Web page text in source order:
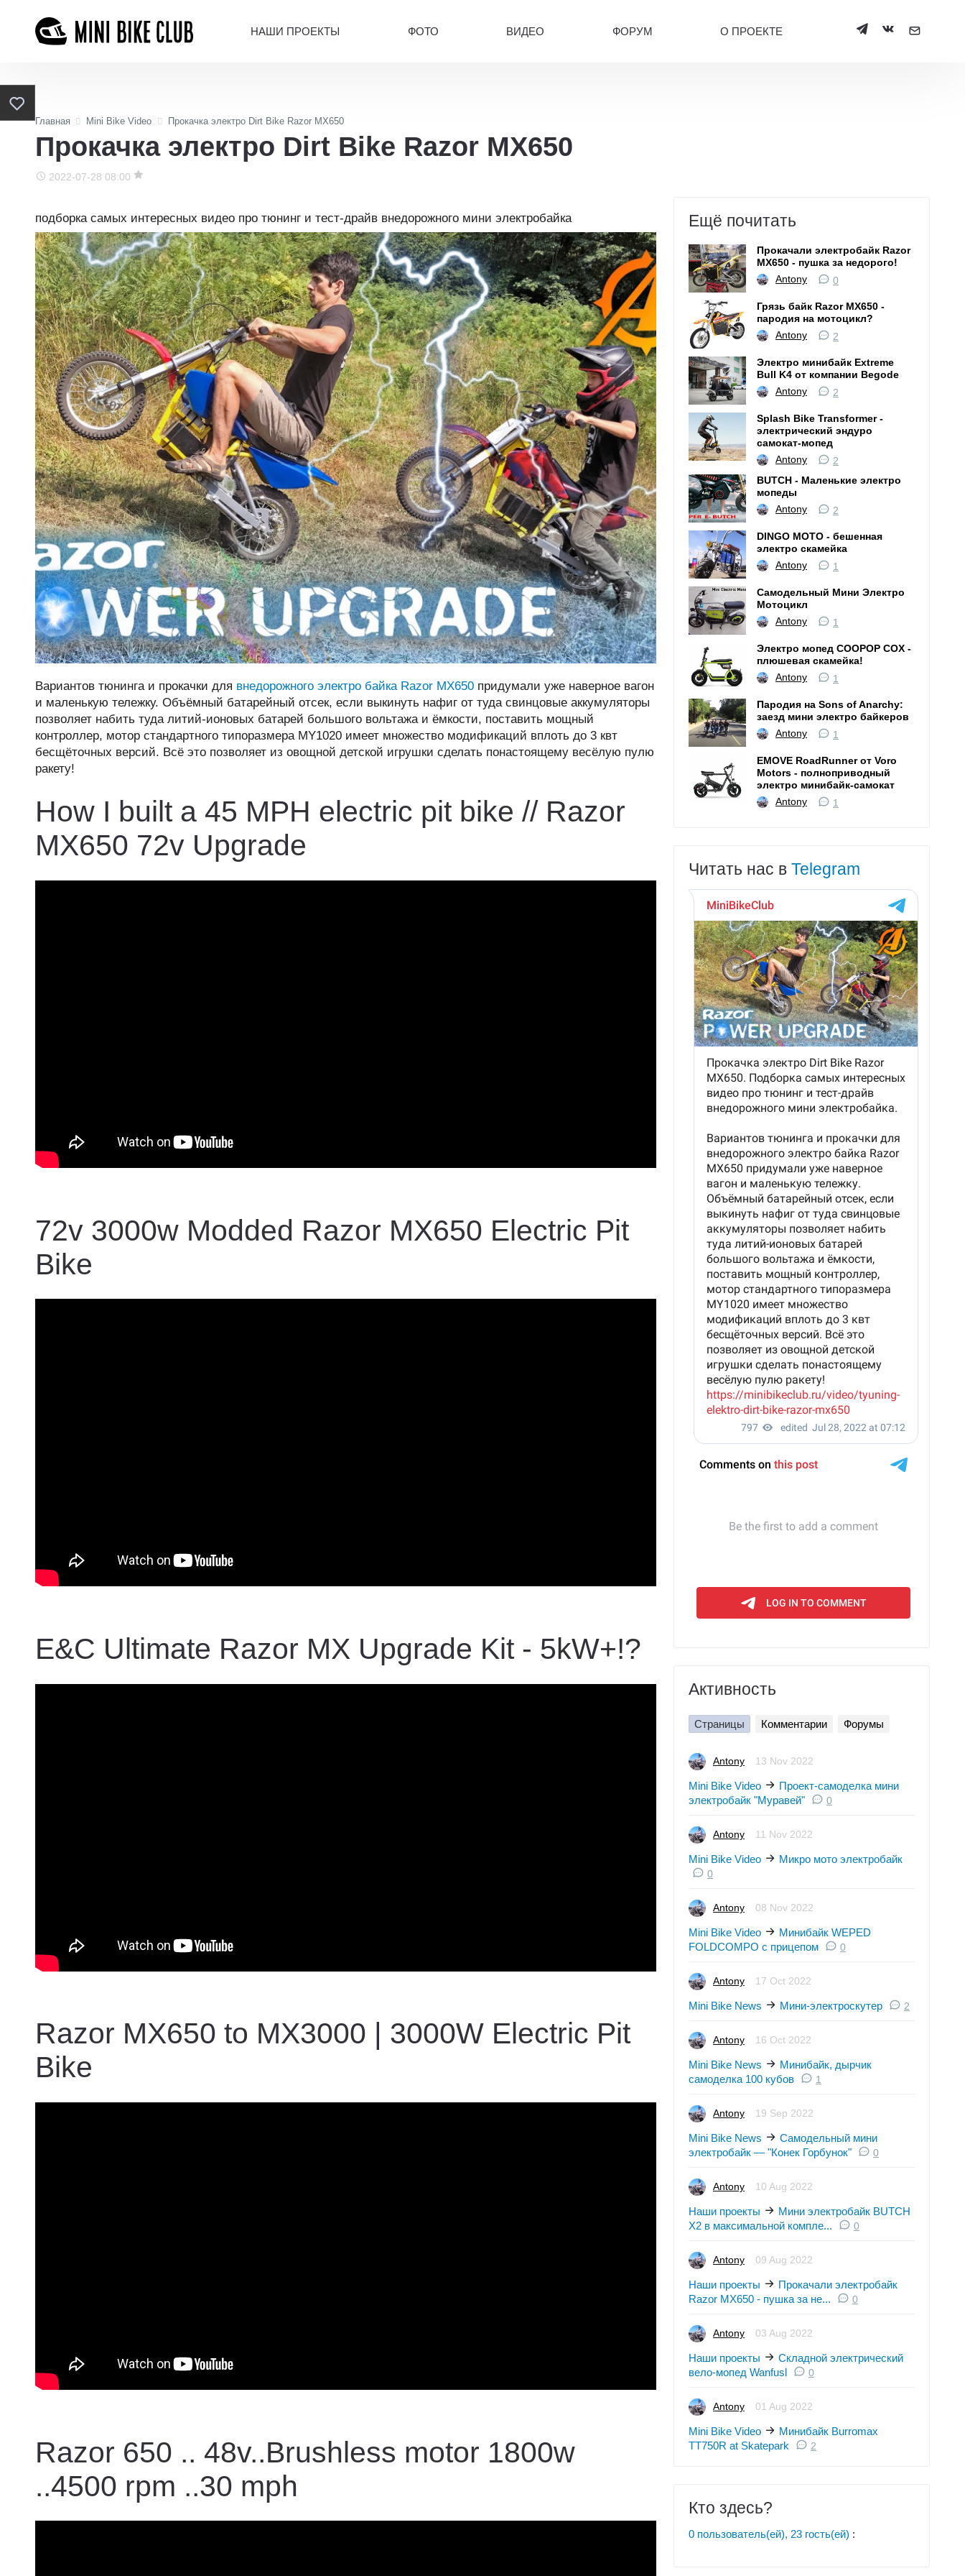
НАШИ ПРОЕКТЫ ФОТО ВИДЕО ФОРУМ О ПРОЕКТЕ
Главная Mini Bike Video Прокачка электро Dirt Bike Razor MX650
Прокачка электро Dirt Bike Razor MX650
2022-07-28 08:00
подборка самых интересных видео про тюнинг и тест-драйв внедорожного мини электробайка
Вариантов тюнинга и прокачки для внедорожного электро байка Razor MX650 придумали уже наверное вагон
и маленькую тележку. Объёмный батарейный отсек, если выкинуть нафиг от туда свинцовые аккумуляторы
позволяет набить туда литий-ионовых батарей большого вольтажа и ёмкости, поставить мощный
контроллер, мотор стандартного типоразмера MY1020 имеет множество модификаций вплоть до 3 квт
бесщёточных версий. Всё это позволяет из овощной детской игрушки сделать понастоящему весёлую пулю
ракету!
How I built a 45 MPH electric pit bike // Razor
MX650 72v Upgrade
72v 3000w Modded Razor MX650 Electric Pit
Bike
E&C Ultimate Razor MX Upgrade Kit - 5kW+!?
Razor MX650 to MX3000 | 3000W Electric Pit
Bike
Razor 650 .. 48v..Brushless motor 1800w
..4500 rpm ..30 mph
Ещё почитать
Прокачали электробайк Razor
MX650 - пушка за недорого!
Antony
0
Грязь байк Razor MX650 -
пародия на мотоцикл?
Antony
2
Электро минибайк Extreme
Bull K4 от компании Begode
Antony
2
Splash Bike Transformer -
электрический эндуро
самокат-мопед
Antony
2
BUTCH - Маленькие электро
мопеды
Antony
2
DINGO MOTO - бешенная
электро скамейка
Antony
1
Самодельный Мини Электро
Мотоцикл
Antony
1
Электро мопед COOPOP COX -
плюшевая скамейка!
Antony
1
Пародия на Sons of Anarchy:
заезд мини электро байкеров
Antony
1
EMOVE RoadRunner от Voro
Motors - полноприводный
электро минибайк-самокат
Antony
1
Читать нас в Telegram
Активность
Страницы Комментарии Форумы
Antony 13 Nov 2022
Mini Bike Video
Проект-самоделка мини
электробайк "Муравей"
0
Antony 11 Nov 2022
Mini Bike Video Микро мото электробайк
0
Antony 08 Nov 2022
Mini Bike Video
Минибайк WEPED
FOLDCOMPO с прицепом
0
Antony 17 Oct 2022
Mini Bike News Мини-электроскутер 2
Antony 16 Oct 2022
Mini Bike News
Минибайк, дырчик
самоделка 100 кубов
1
Antony 19 Sep 2022
Mini Bike News
Самодельный мини
электробайк — "Конек Горбунок"
0
Antony 10 Aug 2022
Наши проекты
Мини электробайк BUTCH
X2 в максимальной компле...
0
Antony 09 Aug 2022
Наши проекты
Прокачали электробайк
Razor MX650 - пушка за не...
0
Antony 03 Aug 2022
Наши проекты
Складной электрический
вело-мопед Wanfusl
0
Antony 01 Aug 2022
Mini Bike Video
Минибайк Burromax
TT750R at Skatepark
2
Кто здесь?
0 пользователь(ей), 23 гость(ей) :